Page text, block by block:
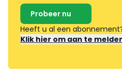
Probeer nu
Heeft u al een
Klik hier om aan te